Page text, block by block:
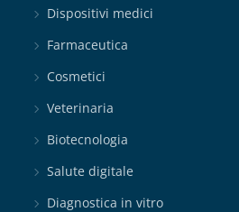
Dispositivi medici
Farmaceutica
Cosmetici
Veterinaria
Biotecnologia
Salute digitale
Diagnostica in vitro